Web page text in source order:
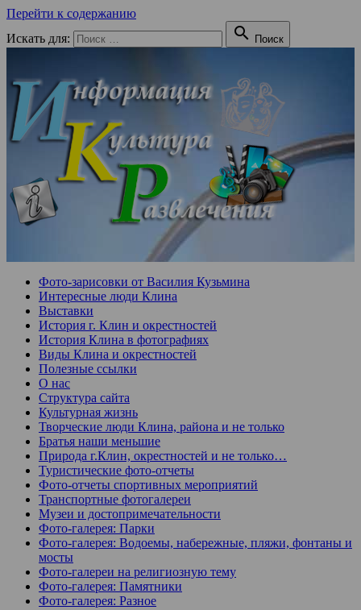
Перейти к содержанию
Искать для:
 Поиск
Фото-зарисовки от Василия Кузьмина
Интересные люди Клина
Выставки
История г. Клин и окрестностей
История Клина в фотографиях
Виды Клина и окрестностей
Полезные ссылки
О нас
Структура сайта
Культурная жизнь
Творческие люди Клина, района и не только
Братья наши меньшие
Природа г.Клин, окрестностей и не только…
Туристические фото-отчеты
Фото-отчеты спортивных мероприятий
Транспортные фотогалереи
Музеи и достопримечательности
Фото-галерея: Парки
Фото-галерея: Водоемы, набережные, пляжи, фонтаны и
мосты
Фото-галереи на религиозную тему
Фото-галерея: Памятники
Фото-галерея: Разное